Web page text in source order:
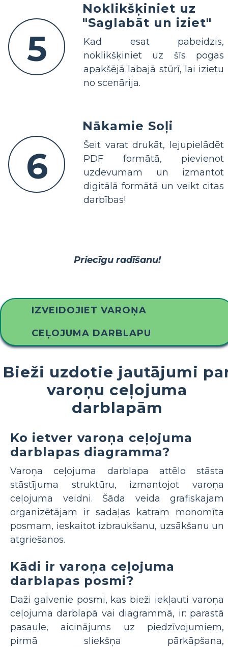
5
Noklikšķiniet uz
"Saglabāt un iziet"
Kad esat pabeidzis,
noklikšķiniet uz šīs pogas
apakšējā labajā stūrī, lai izietu
no scenārija.
6
Nākamie Soļi
Šeit varat drukāt, lejupielādēt
PDF formātā, pievienot
uzdevumam un izmantot
digitālā formātā un veikt citas
darbības!
Priecīgu radīšanu!
IZVEIDOJIET VAROŅA
CEĻOJUMA DARBLAPU
Bieži uzdotie jautājumi
varoņu ceļojuma
darblapām
Ko ietver varoņa ceļojuma
darblapas diagramma?
Varoņa ceļojuma darblapa attēlo stāsta
stāstījuma struktūru, izmantojot varoņa
ceļojuma veidni. Šāda veida grafiskajam
organizētājam ir sadaļas katram monomīta
posmam, ieskaitot izbraukšanu, uzsākšanu un
atgriešanos.
Kādi ir varoņa ceļojuma
darblapas posmi?
Daži galvenie posmi, kas bieži iekļauti varoņa
ceļojuma darblapā vai diagrammā, ir: parastā
pasaule, aicinājums uz piedzīvojumiem,
pirmā sliekšņa pārkāpšana,